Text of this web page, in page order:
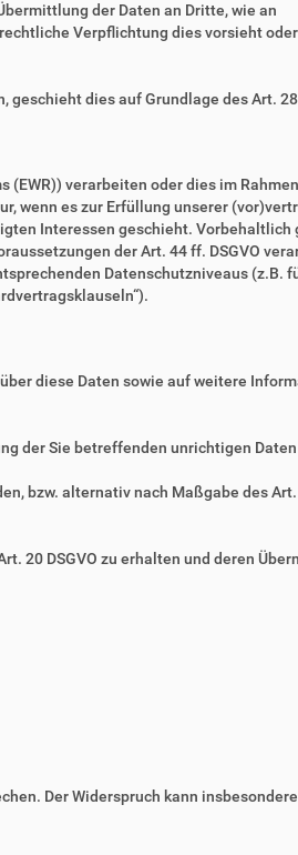
der Daten an Dritte, wie an
Verpflichtung dies vorsieht
dies auf Grundlage des Art. 28
(EWR)) verarbeiten oder dies im
wenn es zur Erfüllung unserer
Interessen geschieht. Vorbehaltlich
der Art. 44 ff. DSGVO
Datenschutzniveaus (z.B.
diese Daten sowie auf weitere
der Sie betreffenden unrichtigen
bzw. alternativ nach Maßgabe des Art.
20 DSGVO zu erhalten und deren
Der Widerspruch kann